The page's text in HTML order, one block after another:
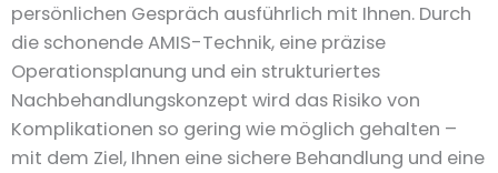
persönlichen Gespräch ausführlich mit Ihnen. Durch
die schonende AMIS-Technik, eine präzise
Operationsplanung und ein strukturiertes
Nachbehandlungskonzept wird das Risiko von
Komplikationen so gering wie möglich gehalten –
mit dem Ziel, Ihnen eine sichere Behandlung und eine